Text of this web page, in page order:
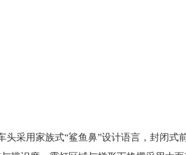
头采用家族式“鲨鱼鼻”设计语言，封闭